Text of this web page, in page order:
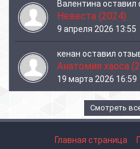
Валентина оставил
Невеста (2024)
9 апреля 2026 13:55
кенан оставил
Анатомия хаоса
19 марта 2026 16:59
Смотреть
Главная страница